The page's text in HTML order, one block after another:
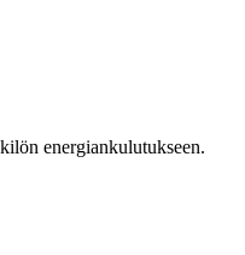
energiankulutukseen.